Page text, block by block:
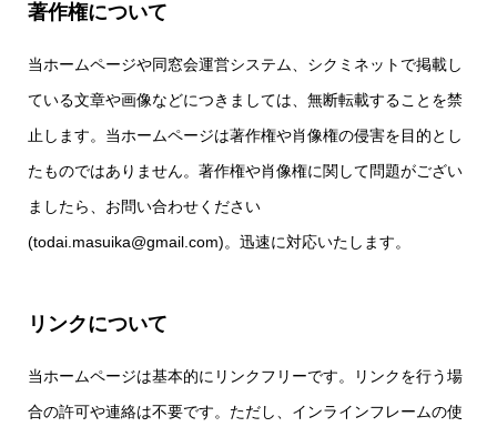
著作権について
当ホームページや同窓会運営システム、シクミネットで掲載し
ている文章や画像などにつきましては、無断転載することを禁
止します。当ホームページは著作権や肖像権の侵害を目的とし
たものではありません。著作権や肖像権に関して問題がござい
ましたら、お問い合わせください
(todai.masuika@gmail.com)。迅速に対応いたします。
リンクについて
当ホームページは基本的にリンクフリーです。リンクを行う場
合の許可や連絡は不要です。ただし、インラインフレームの使